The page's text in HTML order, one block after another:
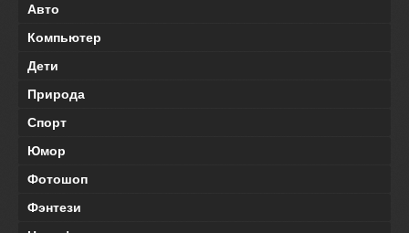
Авто
Компьютер
Дети
Природа
Спорт
Юмор
Фотошоп
Фэнтези